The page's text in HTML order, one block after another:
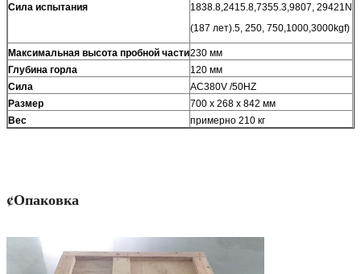
Сила испытания
1838.8,2415.8,7355.3,9807, 29421N
(187 лет).5, 250, 750,1000,3000kgf)
Максимальная высота пробной части230 мм
Глубина горла
120 мм
Сила
AC380V /50HZ
Размер
700 х 268 х 842 мм
Вес
примерно 210 кг
¢Опаковка